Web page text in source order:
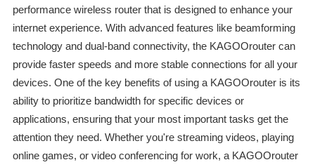
performance wireless router that is designed to enhance your
internet experience. With advanced features like beamforming
technology and dual-band connectivity, the KAGOOrouter can
provide faster speeds and more stable connections for all your
devices. One of the key benefits of using a KAGOOrouter is its
ability to prioritize bandwidth for specific devices or
applications, ensuring that your most important tasks get the
attention they need. Whether you're streaming videos, playing
online games, or video conferencing for work, a KAGOOrouter